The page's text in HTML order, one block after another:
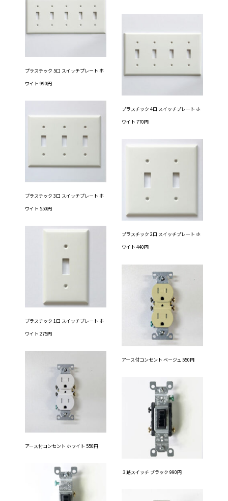
プラスチック 5口 スイッチプレート ホ
ワイト 990円
プラスチック 4口 スイッチプレート ホ
ワイト 770円
プラスチック 3口 スイッチプレート ホ
ワイト 550円
プラスチック 2口 スイッチプレート ホ
ワイト 440円
プラスチック 1口 スイッチプレート ホ
ワイト 275円
アース付コンセント ベージュ 550円
アース付コンセント ホワイト 550円
３路スイッチ ブラック 990円